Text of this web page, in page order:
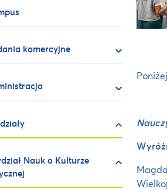
komercyjne
Nauk o Kulturze